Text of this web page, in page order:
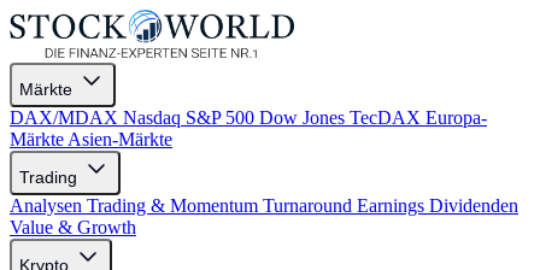
Märkte
DAX/MDAX Nasdaq S&P 500 Dow Jones TecDAX Europa-
Märkte Asien-Märkte
Trading
Analysen Trading & Momentum Turnaround Earnings Dividenden
Value & Growth
Krypto